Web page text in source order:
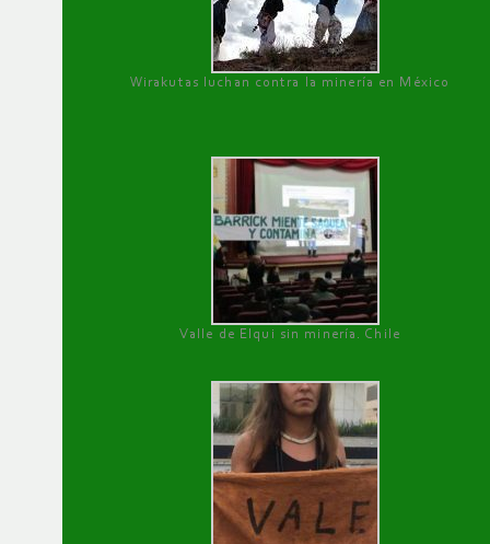
Wirakutas luchan contra la minería en México
Valle de Elqui sin minería. Chile